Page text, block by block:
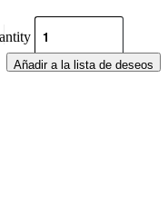
Añadir a la lista de deseos